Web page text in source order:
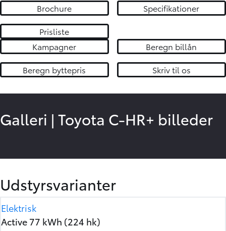
Brochure
Specifikationer
Prisliste
Kampagner
Beregn billån
Beregn byttepris
Skriv til os
Galleri | Toyota C-HR+ billeder
15/17
Udstyrsvarianter
Elektrisk
Active 77 kWh (224 hk)